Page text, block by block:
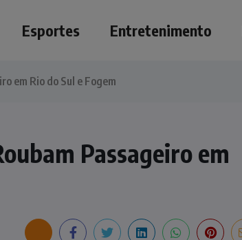
Esportes Entretenimento
em Rio do Sul e Fogem
Passageiro em